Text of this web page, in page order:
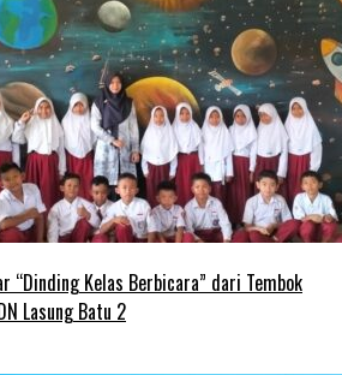
“Dinding Kelas Berbicara” dari Tembok
Lasung Batu 2